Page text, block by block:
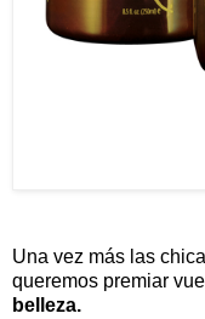
Una vez más las
queremos premiar
belleza.